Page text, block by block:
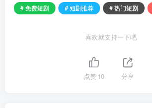
# 免费短剧 # 短剧推荐 # 热门短剧
喜欢就支持一下吧
点赞10 分享